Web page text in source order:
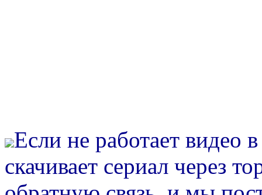
Если не работает видео
скачивает сериал через